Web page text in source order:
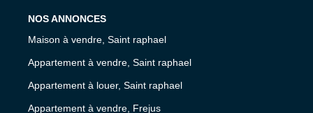
NOS ANNONCES
Maison à vendre, Saint raphael
Appartement à vendre, Saint raphael
Appartement à louer, Saint raphael
Appartement à vendre, Frejus